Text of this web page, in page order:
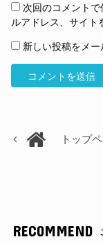
次回のコメント
ルアドレス、サイト
新しい投稿をメ
トップ
RECOMMEND